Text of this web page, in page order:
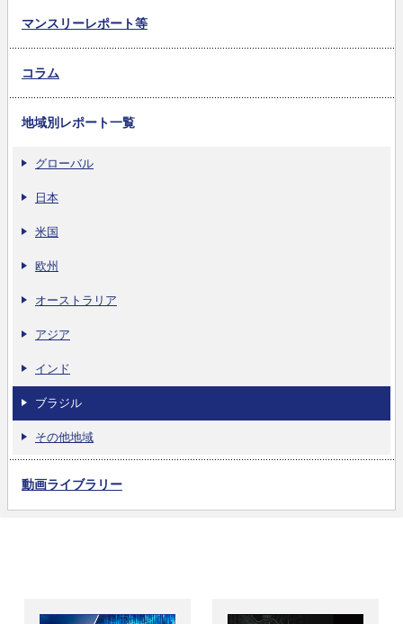
マンスリーレポート等
コラム
地域別レポート一覧
グローバル
日本
米国
欧州
オーストラリア
アジア
インド
ブラジル
その他地域
動画ライブラリー